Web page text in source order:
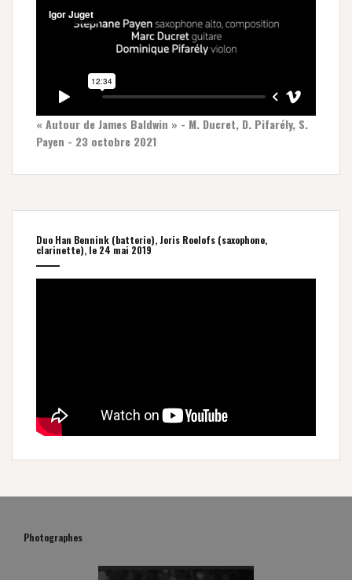
« Autour de James Baldwin » - M. Ducret, D. Pifarély, S.
Payen - 23 octobre 2021
Duo Han Bennink (batterie), Joris Roelofs (saxophone,
clarinette), le 24 mai 2019
Photographes